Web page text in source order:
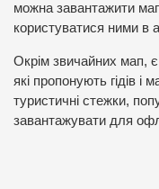
можна завантажити
користуватися ними в
Окрім звичайних мап, є
які пропонують гідів і
туристичні стежки,
завантажувати для